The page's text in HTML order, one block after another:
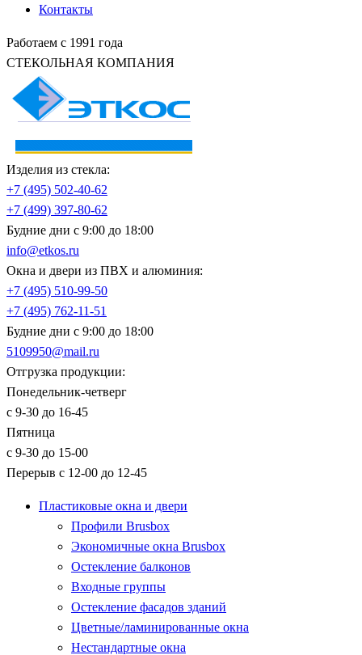
Контакты
Работаем с 1991 года
СТЕКОЛЬНАЯ КОМПАНИЯ
Изделия из стекла:
+7 (495) 502-40-62
+7 (499) 397-80-62
Будние дни с 9:00 до 18:00
info@etkos.ru
Окна и двери из ПВХ и алюминия:
+7 (495) 510-99-50
+7 (495) 762-11-51
Будние дни с 9:00 до 18:00
5109950@mail.ru
Отгрузка продукции:
Понедельник-четверг
с 9-30 до 16-45
Пятница
с 9-30 до 15-00
Перерыв с 12-00 до 12-45
Пластиковые окна и двери
Профили Brusbox
Экономичные окна Brusbox
Остекление балконов
Входные группы
Остекление фасадов зданий
Цветные/ламинированные окна
Нестандартные окна